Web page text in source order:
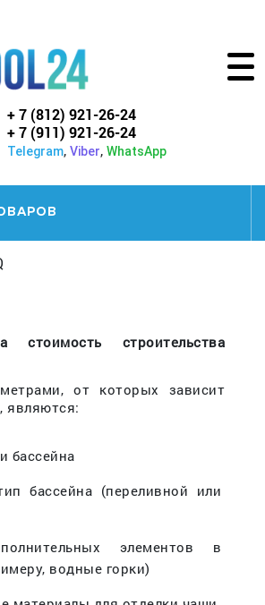
+ 7 (812) 921-26-24
+ 7 (911) 921-26-24
Telegram, Viber, WhatsApp
строительства
от которых зависит
являются:
бассейна
бассейна (переливной или
элементов в
водные горки)